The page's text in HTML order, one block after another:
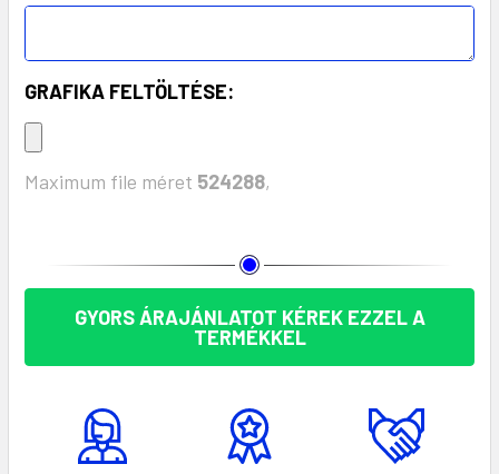
GRAFIKA FELTÖLTÉSE:
Maximum file méret 524288,
GYORS ÁRAJÁNLATOT KÉREK EZZEL A
TERMÉKKEL